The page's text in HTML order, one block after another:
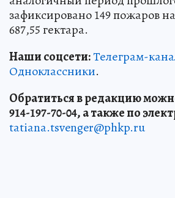
зафиксировано 149 пожаров
687,55 гектара.
Наши соцсети:Телеграм-
Одноклассники.
Обратиться в редакцию
914-197-70-04, а также по
tatiana.tsvenger@phkp.ru